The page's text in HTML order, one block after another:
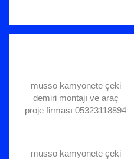
musso kamyonete çeki
demiri montajı ve araç
proje firması 05323118894
musso kamyonete çeki